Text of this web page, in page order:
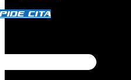
CITA